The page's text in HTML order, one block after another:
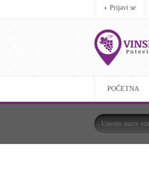
Prijavi se
POČETNA